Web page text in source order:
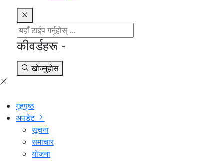
कीवर्डहरू -
खोज्नुहोस
गृहपृष्ठ
अपडेट
सूचना
समाचार
योजना